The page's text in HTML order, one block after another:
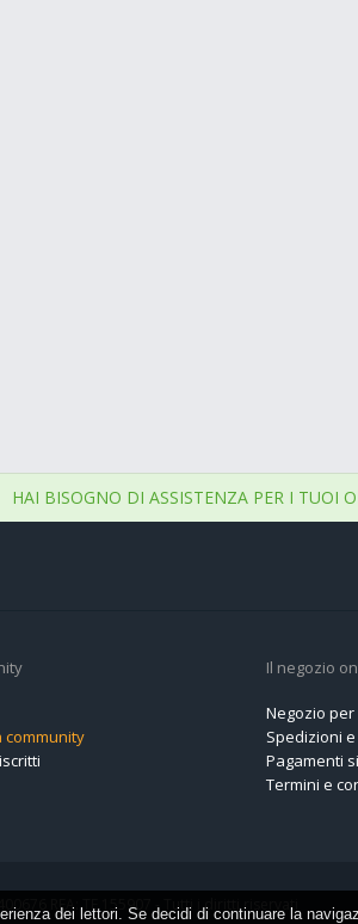
HAI BISOGNO DI ASSISTENZA PER I TUOI
community
Il negozio
Negozio per
Spedizioni
Pagamenti
Termini e
REA: TE 155907 - Tutti i diritti riservati
dei lettori. Se decidi di continuare la